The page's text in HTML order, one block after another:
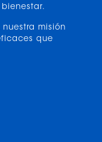
misión
que